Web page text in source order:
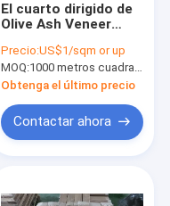
El cuarto dirigido de
Olive Ash Veneer
chapa de madera
ISO9001
Precio:US$1/sqm or up
MOQ:1000 metros cuadrados
Obtenga el último precio
Contactar ahora